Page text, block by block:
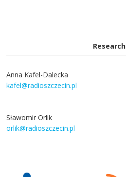
Research
Anna Kafel-Dalecka
kafel@radioszczecin.pl
Sławomir Orlik
orlik@radioszczecin.pl